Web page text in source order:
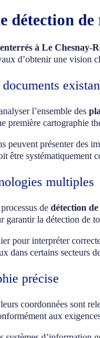
détection
à Le Chesnay-
d’obtenir une vision
l’ensemble des
première cartographie
peuvent présenter des
être systématiquement
multiples
de détection
garantir la détection de
pour interpréter
dans certains secteurs
précise
coordonnées sont
aux